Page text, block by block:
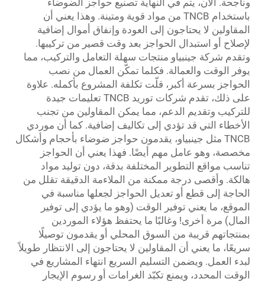
وناجحة. الآن، يتم في النهاية تصنيع حواجز الضوضاء
باستخدام TNCB من مواد قوية ومتينة. وهذا يعني أن
المقاولين لا يحتاجون إلى العودة وإنفاق أموال إضافية
لإصلاح أو استبدال الحواجز بعد وقت قصير من تركيبها.
وتقدم شركة جينبياو منتجات سهلة التعامل والتركيب، مما
يوفر الوقت والعمالة. فكلما تمكّن العمال من نصب
الحواجز بسرعة أكبر، قلّت تكلفة المشروع بأكمله. علاوة
على ذلك، تقدم شركات توريد TNCB تعليمات جيدة
للتركيب وتقديم الدعم، مما يمكن المقاولين من تجنب
الأخطاء التي قد تؤدي إلى تكاليف إضافية. كما أن موردي
TNCB مثل جينبياو، يقدمون حواجز ضوضاء بأحجام وأشكال
مخصصة، وهو عامل مهم أيضًا. فهذا يعني أن الحواجز
تناسب مواقع التطوير المختلفة بدقة، دون توليد مواد
هالكة. وأقصى درجة ممكنة من الملاءمة الدقيقة تقلل من
الحاجة إلى قطع أو تعديل الحواجز لجعلها مناسبة في
الموقع، ما يعني توفير الوقت (وهو ما يؤدي إلى توفير
المال) مرة أخرى! وغالبًا ما يحتفظ هؤلاء الموردين
بمنتجاتهم قريبة من السوق المحلي أو يقدمون توصيلًا
سريعًا، ما يعني أن المقاولين لا يحتاجون إلى الانتظار طويلاً
لبدء العمل. ويضمن التسليم السريع انتهاء المشاريع في
الوقت المحدد، ويمنع تكبّد الغرامات أو رسوم الإيجار